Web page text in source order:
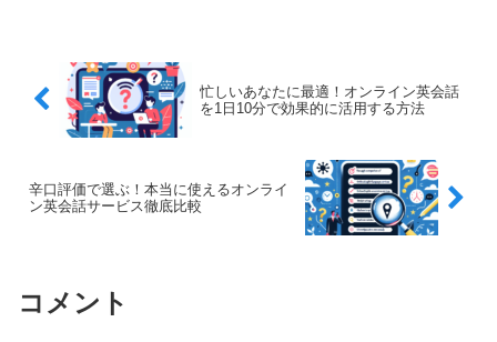
忙しいあなたに最適！オンライン英会話
を1日10分で効果的に活用する方法
辛口評価で選ぶ！本当に使えるオンライ
ン英会話サービス徹底比較
コメント